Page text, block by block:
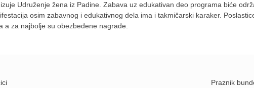
Udruženje žena iz Padine. Zabava uz edukativan deo programa biće
osim zabavnog i edukativnog dela ima i takmičarski karaker.
a za najbolje su obezbeđene nagrade.
Praznik